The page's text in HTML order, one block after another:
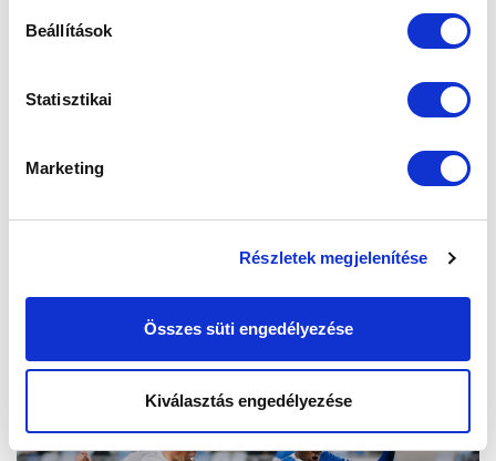
Beállítások
Statisztikai
Marketing
Részletek megjelenítése
Összes süti engedélyezése
Kiválasztás engedélyezése